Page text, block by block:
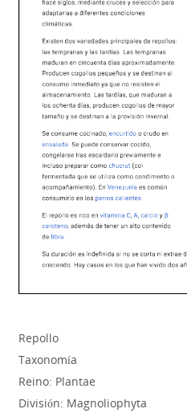
Repollo
Taxonomía
Reino: Plantae
División: Magnoliophyta